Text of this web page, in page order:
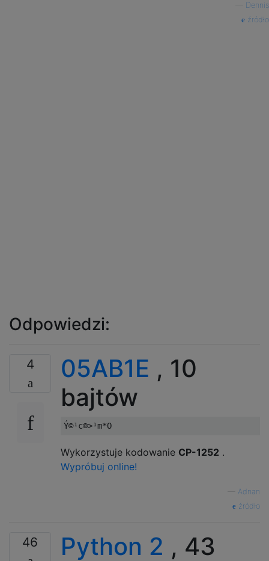
Dennis
źródło
Odpowiedzi:
4 05AB1E , 10
bajtów
Wykorzystuje kodowanie CP-1252 .
Wypróbuj online!
Adnan
źródło
46 Python 2 , 43